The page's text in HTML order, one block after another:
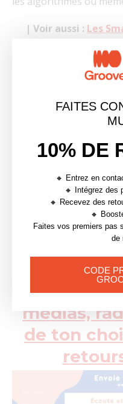
| Voir aussi : Les
chances de votre côté
l’amener là où vous le
c’est votre musique qui
d’abord elle que vous
Pour plus de conseils
vous conseille le
curateurs de
Envie
Envoie
médias,
de ton
FAITES
10% DE
🔸 Entrez en
🔸 Intégrez des
🔸 Recevez des
🔸
Faites vos premiers pas
de
CODE